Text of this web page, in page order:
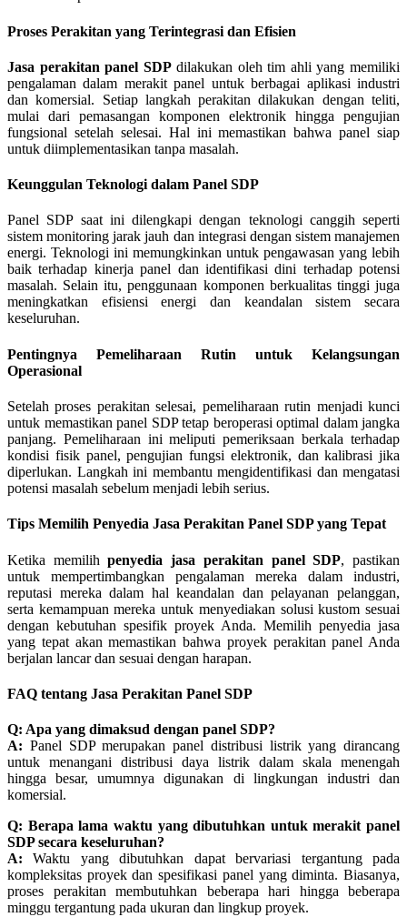
Proses Perakitan yang Terintegrasi dan Efisien
Jasa perakitan panel SDPdilakukan oleh tim ahli yang memiliki
pengalaman dalam merakit panel untuk berbagai aplikasi industri
dan komersial. Setiap langkah perakitan dilakukan dengan teliti,
mulai dari pemasangan komponen elektronik hingga pengujian
fungsional setelah selesai. Hal ini memastikan bahwa panel siap
untuk diimplementasikan tanpa masalah.
Keunggulan Teknologi dalam Panel SDP
Panel SDP saat ini dilengkapi dengan teknologi canggih seperti
sistem monitoring jarak jauh dan integrasi dengan sistem manajemen
energi. Teknologi ini memungkinkan untuk pengawasan yang lebih
baik terhadap kinerja panel dan identifikasi dini terhadap potensi
masalah. Selain itu, penggunaan komponen berkualitas tinggi juga
meningkatkan efisiensi energi dan keandalan sistem secara
keseluruhan.
Pentingnya Pemeliharaan Rutin untuk Kelangsungan
Operasional
Setelah proses perakitan selesai, pemeliharaan rutin menjadi kunci
untuk memastikan panel SDP tetap beroperasi optimal dalam jangka
panjang. Pemeliharaan ini meliputi pemeriksaan berkala terhadap
kondisi fisik panel, pengujian fungsi elektronik, dan kalibrasi jika
diperlukan. Langkah ini membantu mengidentifikasi dan mengatasi
potensi masalah sebelum menjadi lebih serius.
Tips Memilih Penyedia Jasa Perakitan Panel SDP yang Tepat
Ketika memilihpenyedia jasa perakitan panel SDP, pastikan
untuk mempertimbangkan pengalaman mereka dalam industri,
reputasi mereka dalam hal keandalan dan pelayanan pelanggan,
serta kemampuan mereka untuk menyediakan solusi kustom sesuai
dengan kebutuhan spesifik proyek Anda. Memilih penyedia jasa
yang tepat akan memastikan bahwa proyek perakitan panel Anda
berjalan lancar dan sesuai dengan harapan.
FAQ tentang Jasa Perakitan Panel SDP
Q: Apa yang dimaksud dengan panel SDP?
A: Panel SDP merupakan panel distribusi listrik yang dirancang
untuk menangani distribusi daya listrik dalam skala menengah
hingga besar, umumnya digunakan di lingkungan industri dan
komersial.
Q: Berapa lama waktu yang dibutuhkan untuk merakit panel
SDP secara keseluruhan?
A: Waktu yang dibutuhkan dapat bervariasi tergantung pada
kompleksitas proyek dan spesifikasi panel yang diminta. Biasanya,
proses perakitan membutuhkan beberapa hari hingga beberapa
minggu tergantung pada ukuran dan lingkup proyek.